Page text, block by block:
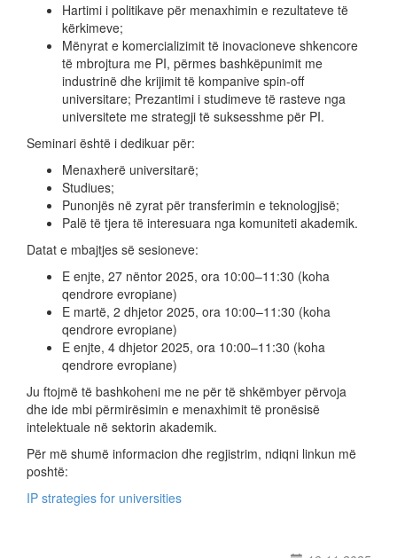
Hartimi i politikave për menaxhimin e rezultateve të
kërkimeve;
Mënyrat e komercializimit të inovacioneve shkencore
të mbrojtura me PI, përmes bashkëpunimit me
industrinë dhe krijimit të kompanive spin-off
universitare; Prezantimi i studimeve të rasteve nga
universitete me strategji të suksesshme për PI.
Seminari është i dedikuar për:
Menaxherë universitarë;
Studiues;
Punonjës në zyrat për transferimin e teknologjisë;
Palë të tjera të interesuara nga komuniteti akademik.
Datat e mbajtjes së sesioneve:
E enjte, 27 nëntor 2025, ora 10:00–11:30 (koha
qendrore evropiane)
E martë, 2 dhjetor 2025, ora 10:00–11:30 (koha
qendrore evropiane)
E enjte, 4 dhjetor 2025, ora 10:00–11:30 (koha
qendrore evropiane)
Ju ftojmë të bashkoheni me ne për të shkëmbyer përvoja
dhe ide mbi përmirësimin e menaxhimit të pronësisë
intelektuale në sektorin akademik.
Për më shumë informacion dhe regjistrim, ndiqni linkun më
poshtë:
IP strategies for universities